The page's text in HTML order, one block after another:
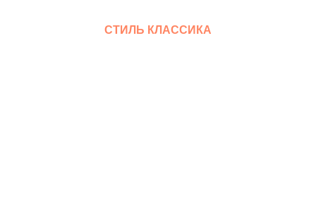
СТИЛЬ КЛАССИКА